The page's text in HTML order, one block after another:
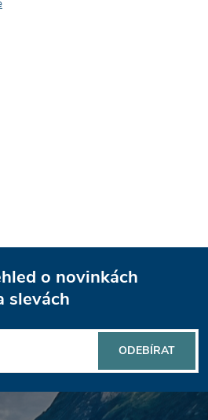
o novinkách
slevách
ODEBÍRAT